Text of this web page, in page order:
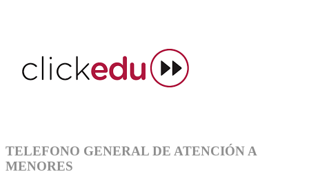
TELEFONO GENERAL DE ATENCIÓN A
MENORES